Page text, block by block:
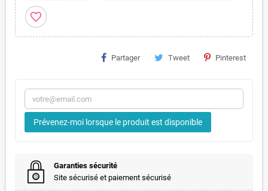
favorite_border
Partager Tweet Pinterest
Prévenez-moi lorsque le produit est disponible
Garanties sécurité
Site sécurisé et paiement sécurisé